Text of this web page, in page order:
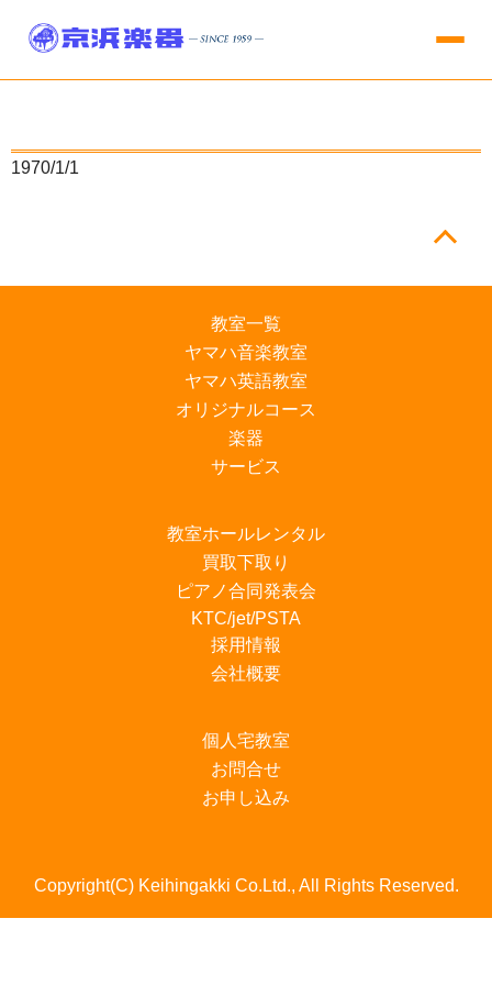
1970/1/1
教室一覧
ヤマハ音楽教室
ヤマハ英語教室
オリジナルコース
楽器
サービス
教室ホールレンタル
買取下取り
ピアノ合同発表会
KTC/jet/PSTA
採用情報
会社概要
個人宅教室
お問合せ
お申し込み
Copyright(C) Keihingakki Co.Ltd., All Rights Reserved.